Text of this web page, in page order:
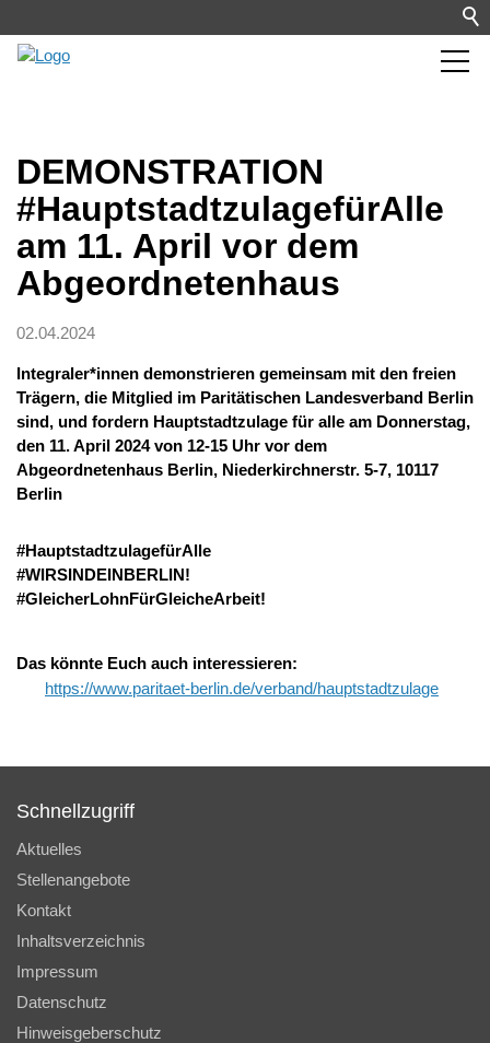
DEMONSTRATION
#HauptstadtzulagefürAlle
am 11. April vor dem
Abgeordnetenhaus
02.04.2024
Integraler*innen demonstrieren gemeinsam mit den freien
Trägern, die Mitglied im Paritätischen Landesverband Berlin
sind, und fordern Hauptstadtzulage für alle am Donnerstag,
den 11. April 2024 von 12-15 Uhr vor dem
Abgeordnetenhaus Berlin, Niederkirchnerstr. 5-7, 10117
Berlin
#HauptstadtzulagefürAlle
#WIRSINDEINBERLIN!
#GleicherLohnFürGleicheArbeit!
Das könnte Euch auch interessieren:
https://www.paritaet-berlin.de/verband/hauptstadtzulage
Schnellzugriff
Aktuelles
Stellenangebote
Kontakt
Inhaltsverzeichnis
Impressum
Datenschutz
Hinweisgeberschutz